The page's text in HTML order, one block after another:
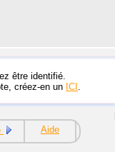
être identifié.
créez-en un ICI .
Aide